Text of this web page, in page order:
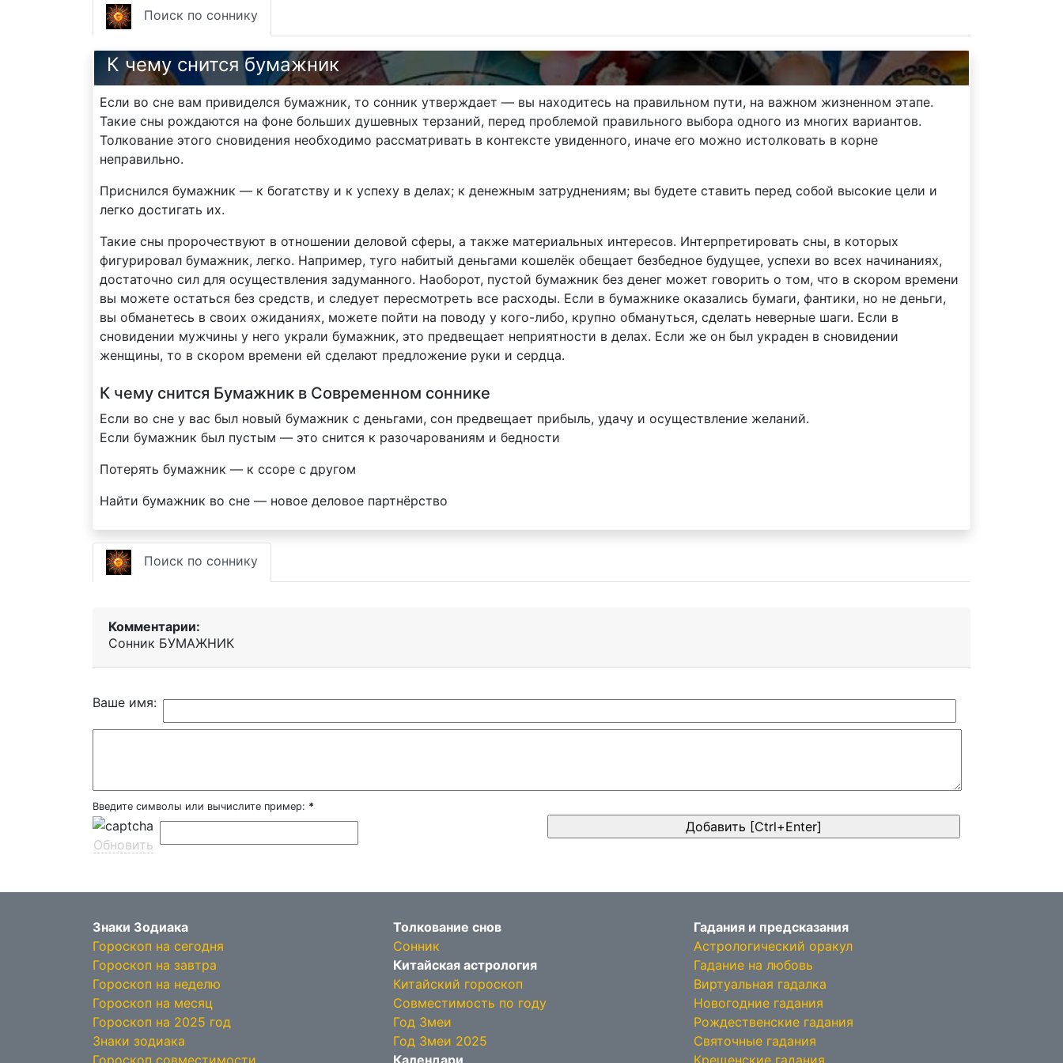
Поиск по соннику
К чему снится бумажник
Если во сне вам привиделся бумажник, то сонник утверждает — вы находитесь на правильном пути, на важном жизненном этапе.
Такие сны рождаются на фоне больших душевных терзаний, перед проблемой правильного выбора одного из многих вариантов.
Толкование этого сновидения необходимо рассматривать в контексте увиденного, иначе его можно истолковать в корне
неправильно.
Приснился бумажник — к богатству и к успеху в делах; к денежным затруднениям; вы будете ставить перед собой высокие цели и
легко достигать их.
Такие сны пророчествуют в отношении деловой сферы, а также материальных интересов. Интерпретировать сны, в которых
фигурировал бумажник, легко. Например, туго набитый деньгами кошелёк обещает безбедное будущее, успехи во всех начинаниях,
достаточно сил для осуществления задуманного. Наоборот, пустой бумажник без денег может говорить о том, что в скором времени
вы можете остаться без средств, и следует пересмотреть все расходы. Если в бумажнике оказались бумаги, фантики, но не деньги,
вы обманетесь в своих ожиданиях, можете пойти на поводу у кого-либо, крупно обмануться, сделать неверные шаги. Если в
сновидении мужчины у него украли бумажник, это предвещает неприятности в делах. Если же он был украден в сновидении
женщины, то в скором времени ей сделают предложение руки и сердца.
К чему снится Бумажник в Современном соннике
Если во сне у вас был новый бумажник с деньгами, сон предвещает прибыль, удачу и осуществление желаний.
Если бумажник был пустым — это снится к разочарованиям и бедности
Потерять бумажник — к ссоре с другом
Найти бумажник во сне — новое деловое партнёрство
Поиск по соннику
Комментарии:
Сонник БУМАЖНИК
Ваше имя:
Введите символы или вычислите пример: *
Обновить
Знаки Зодиака
Гороскоп на сегодня
Гороскоп на завтра
Гороскоп на неделю
Гороскоп на месяц
Гороскоп на 2025 год
Знаки зодиака
Гороскоп совместимости
Толкование снов
Сонник
Китайская астрология
Китайский гороскоп
Совместимость по году
Год Змеи
Год Змеи 2025
Календари
Гадания и предсказания
Астрологический оракул
Гадание на любовь
Виртуальная гадалка
Новогодние гадания
Рождественские гадания
Святочные гадания
Крещенские гадания